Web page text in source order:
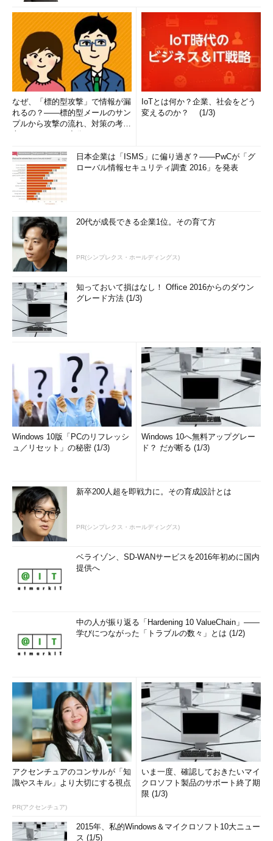
なぜ、「標的型攻撃」で情報が漏
れるの？――標的型メールのサン
プルから攻撃の流れ、対策の考え
IoTとは何か？企業、社会をどう
変えるのか？ (1/3)
日本企業は「ISMS」に偏り過ぎ？――PwCが「グ
ローバル情報セキュリティ調査 2016」を発表
20代が成長できる企業1位。その育て方
PR(シンプレクス・ホールディングス)
知っておいて損はなし！ Office 2016からのダウン
グレード方法 (1/3)
Windows 10版「PCのリフレッシ
ュ／リセット」の秘密 (1/3)
Windows 10へ無料アップグレー
ド？ だが断る (1/3)
新卒200人超を即戦力に。その育成設計とは
PR(シンプレクス・ホールディングス)
ベライゾン、SD-WANサービスを2016年初めに国内
提供へ
中の人が振り返る「Hardening 10 ValueChain」――
学びにつながった「トラブルの数々」とは (1/2)
アクセンチュアのコンサルが「知
識やスキル」より大切にする視点
PR(アクセンチュア)
いま一度、確認しておきたいマイ
クロソフト製品のサポート終了期
限 (1/3)
2015年、私的Windows＆マイクロソフト10大ニュー
ス (1/5)